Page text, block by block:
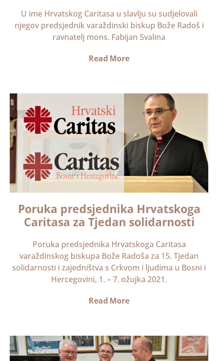
U ime Hrvatskog Caritasa u slavlju su sudjelovali
njegov predsjednik varaždinski biskup Bože Radoš i
ravnatelj mons. Fabijan Svalina
Read More
Poruka predsjednika Hrvatskoga
Caritasa za Tjedan solidarnosti
Poruka predsjednika Hrvatskoga Caritasa
varaždinskog biskupa Bože Radoša za 15. Tjedan
solidarnosti i zajedništva s Crkvom i ljudima u Bosni i
Hercegovini, 1. – 7. ožujka 2021.
Read More